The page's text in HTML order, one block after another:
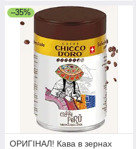
–35%
ОРИГІНАЛ! Кава в зернах